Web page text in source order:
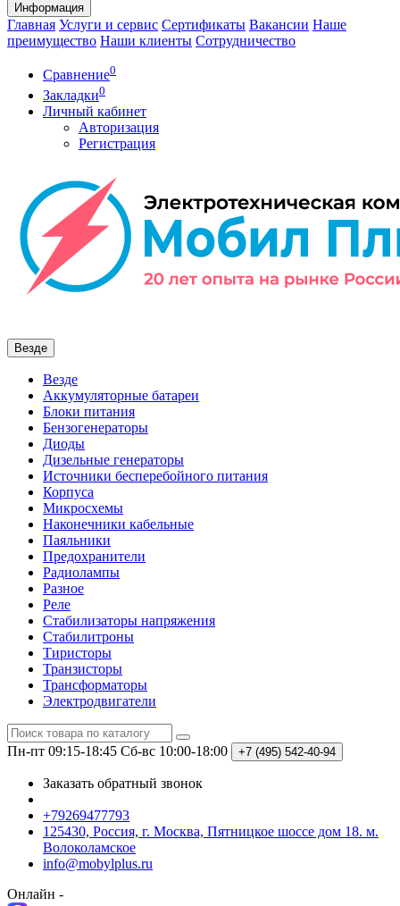
Информация
Главная Услуги и сервис Сертификаты Вакансии Наше
преимущество Наши клиенты Сотрудничество
Сравнение0
Закладки0
Личный кабинет
Авторизация
Регистрация
Везде
Везде
Аккумуляторные батареи
Блоки питания
Бензогенераторы
Диоды
Дизельные генераторы
Источники бесперебойного питания
Корпуса
Микросхемы
Наконечники кабельные
Паяльники
Предохранители
Радиолампы
Разное
Реле
Стабилизаторы напряжения
Стабилитроны
Тиристоры
Транзисторы
Трансформаторы
Электродвигатели
Пн-пт 09:15-18:45 Сб-вс 10:00-18:00 +7 (495) 542-40-94
Заказать обратный звонок
+79269477793
125430, Россия, г. Москва, Пятницкое шоссе дом 18. м.
Волоколамское
info@mobylplus.ru
Онлайн -